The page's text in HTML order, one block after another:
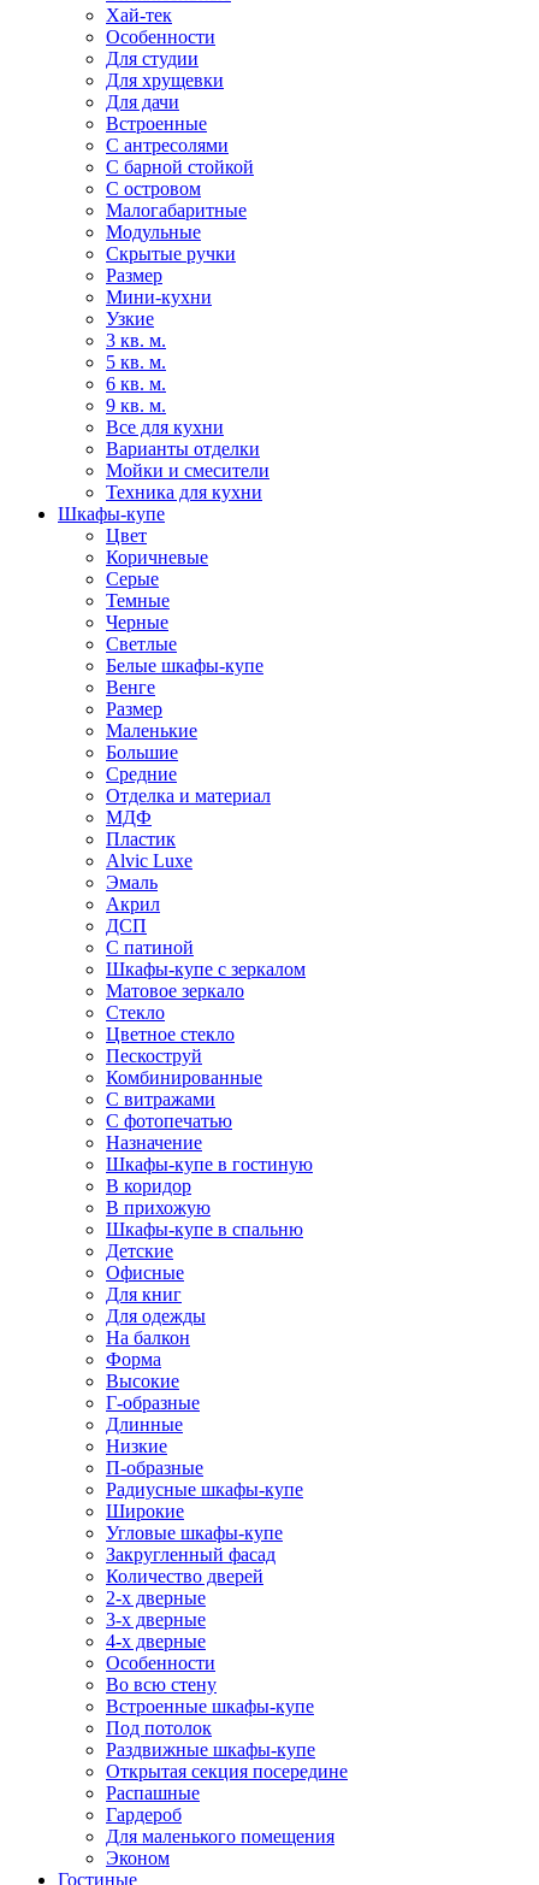
Хай-тек
Особенности
Для студии
Для хрущевки
Для дачи
Встроенные
С антресолями
С барной стойкой
С островом
Малогабаритные
Модульные
Скрытые ручки
Размер
Мини-кухни
Узкие
3 кв. м.
5 кв. м.
6 кв. м.
9 кв. м.
Все для кухни
Варианты отделки
Мойки и смесители
Техника для кухни
Шкафы-купе
Цвет
Коричневые
Серые
Темные
Черные
Светлые
Белые шкафы-купе
Венге
Размер
Маленькие
Большие
Средние
Отделка и материал
МДФ
Пластик
Alvic Luxe
Эмаль
Акрил
ДСП
С патиной
Шкафы-купе с зеркалом
Матовое зеркало
Стекло
Цветное стекло
Пескоструй
Комбинированные
С витражами
С фотопечатью
Назначение
Шкафы-купе в гостиную
В коридор
В прихожую
Шкафы-купе в спальню
Детские
Офисные
Для книг
Для одежды
На балкон
Форма
Высокие
Г-образные
Длинные
Низкие
П-образные
Радиусные шкафы-купе
Широкие
Угловые шкафы-купе
Закругленный фасад
Количество дверей
2-х дверные
3-х дверные
4-х дверные
Особенности
Во всю стену
Встроенные шкафы-купе
Под потолок
Раздвижные шкафы-купе
Открытая секция посередине
Распашные
Гардероб
Для маленького помещения
Эконом
Гостиные